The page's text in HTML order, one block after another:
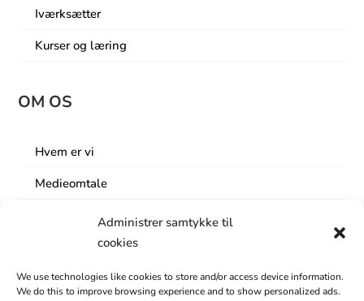
Administrer samtykke til
cookies
We use technologies like cookies to store and/or access device information.
We do this to improve browsing experience and to show personalized ads.
Iværksætter
Kurser og læring
OM OS
Hvem er vi
Medieomtale
Nyhedsbrev
Årets Business Event